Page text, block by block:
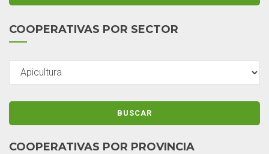
COOPERATIVAS POR SECTOR
COOPERATIVAS POR PROVINCIA